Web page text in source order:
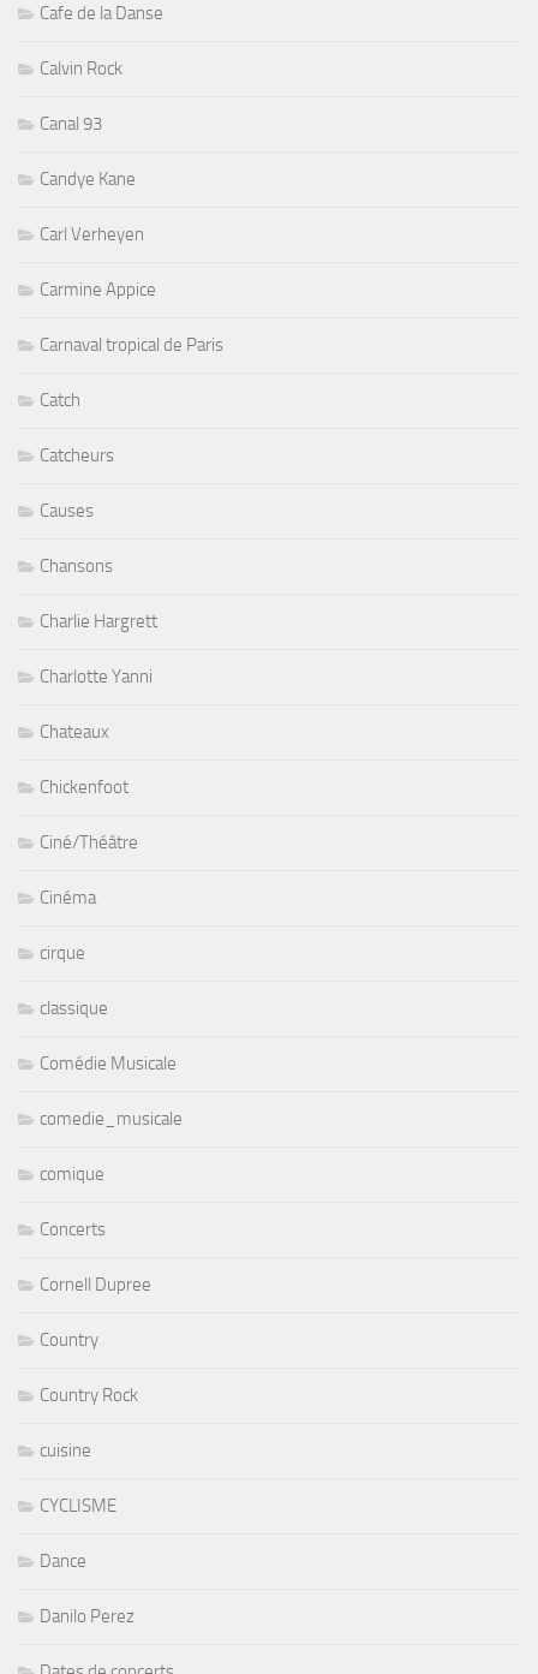
Cafe de la Danse
Calvin Rock
Canal 93
Candye Kane
Carl Verheyen
Carmine Appice
Carnaval tropical de Paris
Catch
Catcheurs
Causes
Chansons
Charlie Hargrett
Charlotte Yanni
Chateaux
Chickenfoot
Ciné/Théâtre
Cinéma
cirque
classique
Comédie Musicale
comedie_musicale
comique
Concerts
Cornell Dupree
Country
Country Rock
cuisine
CYCLISME
Dance
Danilo Perez